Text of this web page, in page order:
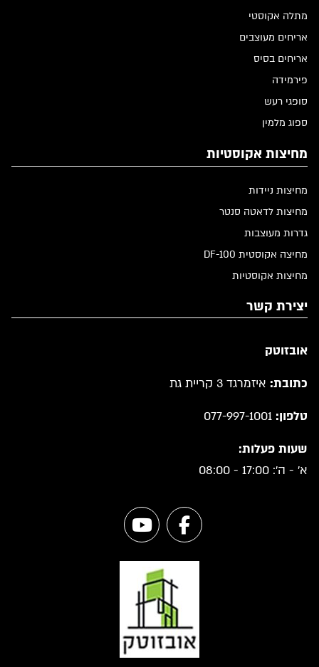
מתלה אקוסטי
אריחים מעוצבים
אריחים בסיס
פירמידה
סופגי רעש
ספוג מלמין
מחיצות אקוסטיות
מחיצות ניידות
מחיצות לדאטה סנטר
גדרות מעוצבות
מחיצה אקוסטית DF-100
מחיצות אקוסטיות
יצירת קשר
אובזוטק
כתובת: איזמרגד 3 קריית גת
טלפון: 077-997-1001
שעות פעלות:
א' - ה': 17:00 - 08:00